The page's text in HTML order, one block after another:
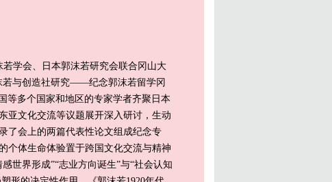
学会、日本郭沫若研究会联合冈山大
若与创造社研究——纪念郭沫若留学冈
等多个国家和地区的专家学者齐聚日本
亚文化交流等议题展开深入研讨，生动
了会上的两篇代表性论文组成纪念专
个体生命体验置于跨国文化交流与精神
世界形成”“志业方向诞生”与“社会认知